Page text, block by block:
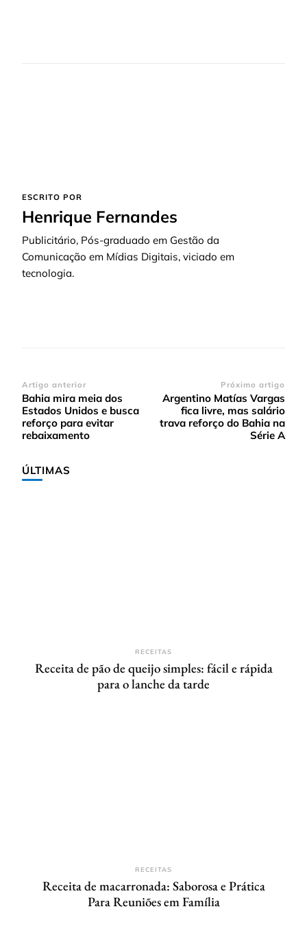
ESCRITO POR
Henrique Fernandes
Publicitário, Pós-graduado em Gestão da
Comunicação em Mídias Digitais, viciado em
tecnologia.
Navegação
de
post
Artigo anterior
Bahia mira meia dos
Estados Unidos e busca
reforço para evitar
rebaixamento
Próximo artigo
Argentino Matías Vargas
fica livre, mas salário
trava reforço do Bahia na
Série A
ÚLTIMAS
RECEITAS
Receita de pão de queijo simples: fácil e rápida
para o lanche da tarde
RECEITAS
Receita de macarronada: Saborosa e Prática
Para Reuniões em Família